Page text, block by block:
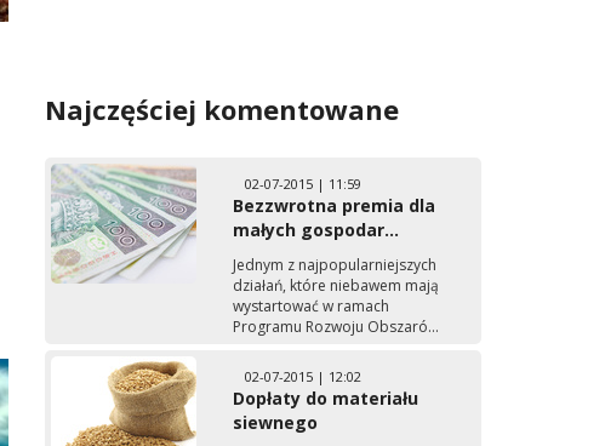
Najczęściej komentowane
02-07-2015 | 11:59
Bezzwrotna premia dla
małych gospodar...
Jednym z najpopularniejszych
działań, które niebawem mają
wystartować w ramach
Programu Rozwoju Obszaró...
02-07-2015 | 12:02
Dopłaty do materiału
siewnego